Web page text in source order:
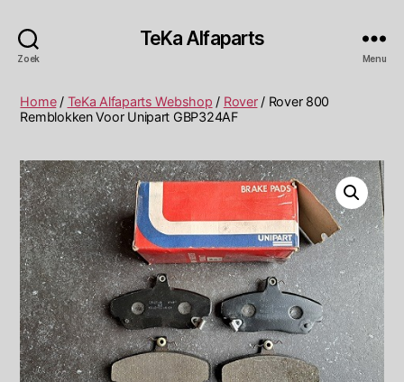
Zoek
TeKa Alfaparts
Menu
Home/ TeKa Alfaparts Webshop / Rover/ Rover 800
Remblokken Voor Unipart GBP324AF